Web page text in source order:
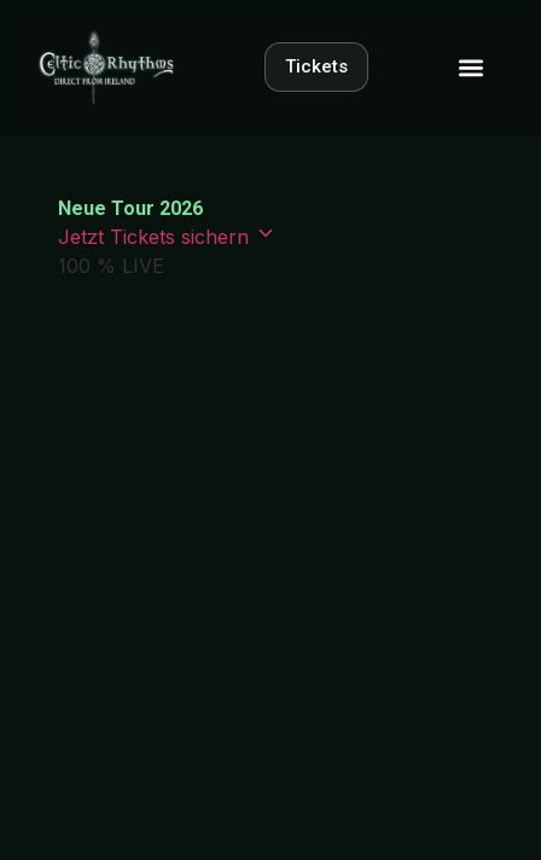
Tickets
Neue Tour 2026
Jetzt Tickets sichern
100 % LIVE